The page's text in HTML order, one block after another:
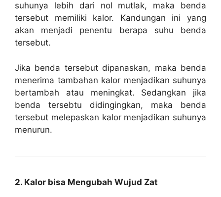
suhunya lebih dari nol mutlak, maka benda
tersebut memiliki kalor. Kandungan ini yang
akan menjadi penentu berapa suhu benda
tersebut.
Jika benda tersebut dipanaskan, maka benda
menerima tambahan kalor menjadikan suhunya
bertambah atau meningkat. Sedangkan jika
benda tersebtu didingingkan, maka benda
tersebut melepaskan kalor menjadikan suhunya
menurun.
2. Kalor bisa Mengubah Wujud Zat